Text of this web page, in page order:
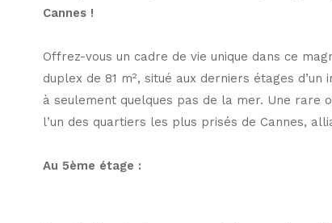
Cannes !
Offrez-vous un cadre de vie unique dans ce
duplex de 81 m², situé aux derniers étages d’un
à seulement quelques pas de la mer. Une rare
l’un des quartiers les plus prisés de Cannes,
Au 5ème étage :